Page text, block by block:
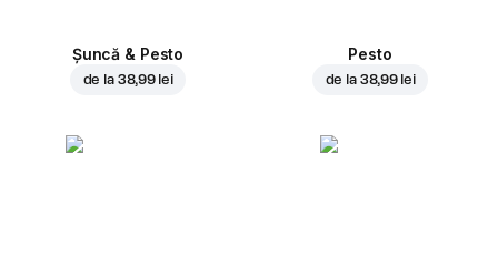
Șuncă & Pesto
de la 38,99 lei
Pesto
de la 38,99 lei